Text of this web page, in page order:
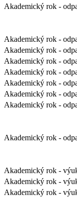
Akademický rok -
Akademický rok -
Akademický rok -
Akademický rok -
Akademický rok -
Akademický rok -
Akademický rok -
Akademický rok -
Akademický rok -
Akademický rok -
Akademický rok -
Akademický rok -